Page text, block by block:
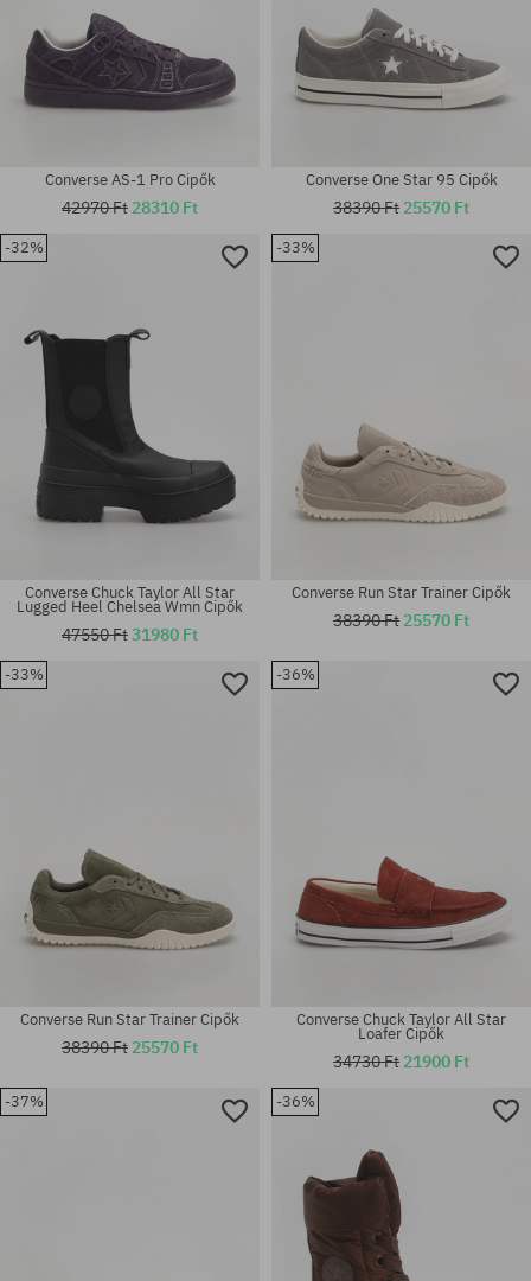
Elérhető méretek:
Converse AS-1 Pro Cipők
42970 Ft 28310 Ft
Converse One Star 95 Cipők
38390 Ft 25570 Ft
-32%
Elérhető méretek:
36; 36.5; 37; 37.5; 38; 39; 39.5;
Converse Chuck Taylor All Star
Lugged Heel Chelsea Wmn Cipők
47550 Ft31980 Ft
-33%
Elérhető méretek:
Converse Run Star Trainer Cipők
38390 Ft 25570 Ft
-33%
Converse Run Star Trainer Cipők
38390 Ft 25570 Ft
-36%
Converse Chuck Taylor All Star
Loafer Cipők
34730 Ft 21900 Ft
-37% -36%